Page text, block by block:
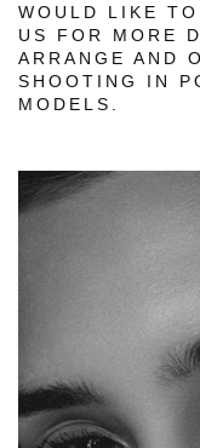
WOULD LIKE
US FOR MORE
ARRANGE AND
SHOOTING IN
MODELS.